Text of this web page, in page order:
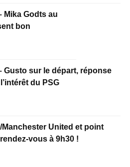
Mika Godts au
bon
Gusto sur le départ, réponse
du PSG
Manchester United et point
vous à 9h30 !